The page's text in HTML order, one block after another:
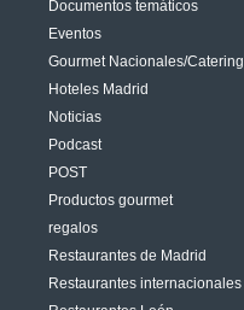
Documentos temáticos
Eventos
Gourmet Nacionales/Catering
Hoteles Madrid
Noticias
Podcast
POST
Productos gourmet
regalos
Restaurantes de Madrid
Restaurantes internacionales